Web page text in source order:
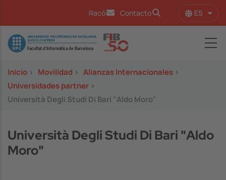
Racó Contacto ES
Image
Inicio > Movilidad > Alianzas Internacionales >
Universidades partner >
Università Degli Studi Di Bari "Aldo Moro"
Università Degli Studi Di Bari "Aldo
Moro"